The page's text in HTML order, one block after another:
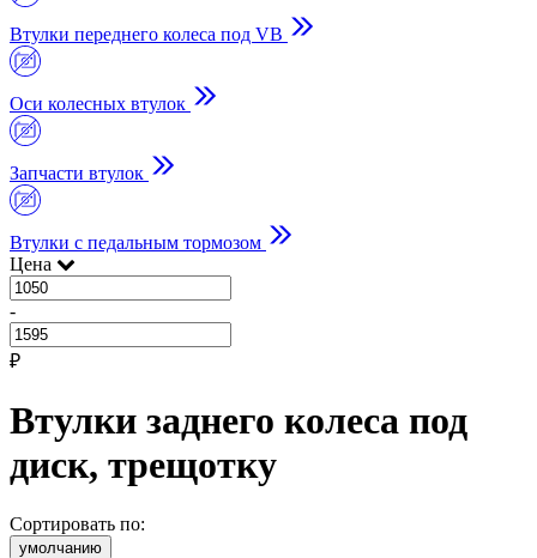
Втулки переднего колеса под VB
Оси колесных втулок
Запчасти втулок
Втулки с педальным тормозом
Цена
-
₽
Втулки заднего колеса под
диск, трещотку
Сортировать по:
умолчанию